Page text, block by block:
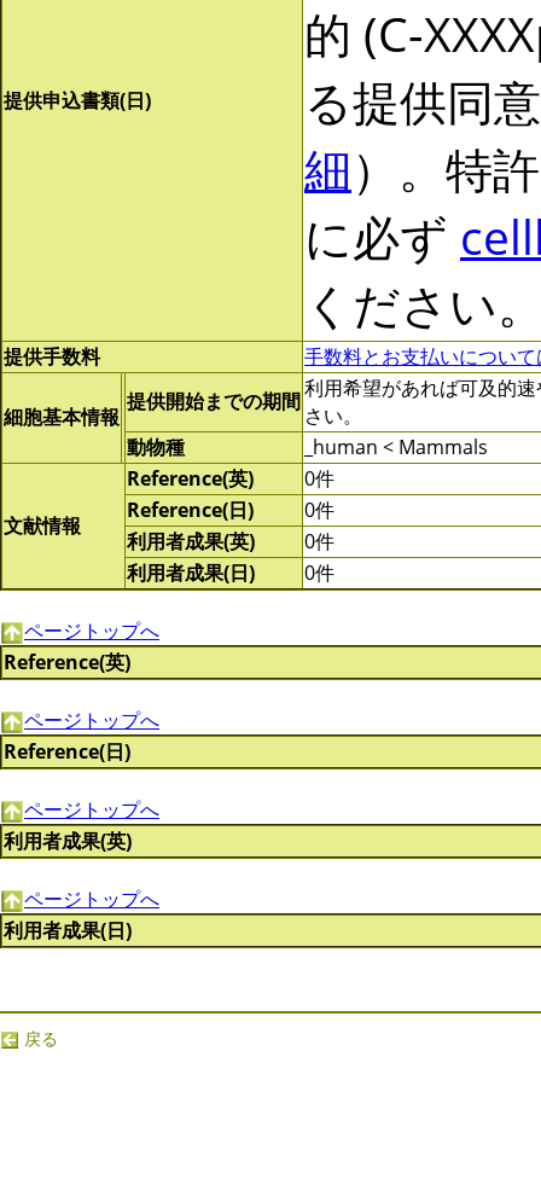
提供申込書類(日)
的 (C-
る提供同
細）。特
に必ず
ください
提供手数料 手数料とお支払いについ
細胞基本情報
提供開始までの期間利用希望があれば可及的
さい。
動物種
_human < Mammals
文献情報
Reference(英)
0件
Reference(日)
0件
利用者成果(英)
0件
利用者成果(日)
0件
ページトップへ
Reference(英)
ページトップへ
Reference(日)
ページトップへ
利用者成果(英)
ページトップへ
利用者成果(日)
戻る